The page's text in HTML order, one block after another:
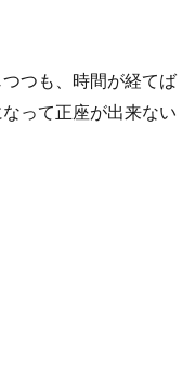
つも、時間が経てば
って正座が出来ない